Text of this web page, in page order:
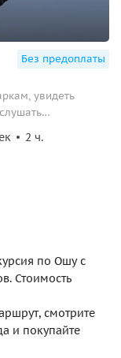
Без предоплаты
увидеть
2 ч.
по Ошу с
Стоимость
смотрите
и покупайте